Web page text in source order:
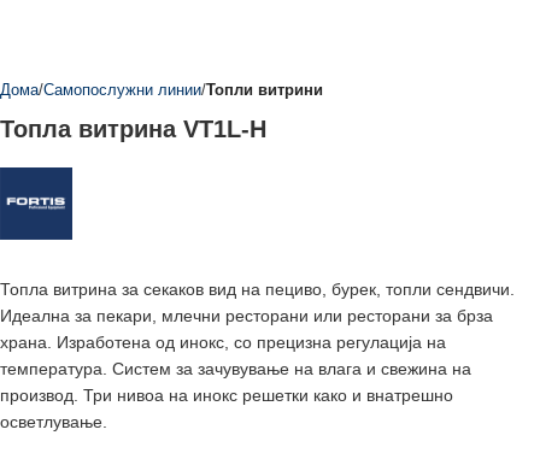
Дома Самопослужни линии Топли витрини
Топла витрина VT1L-H
Топлa витринa за секаков вид на пециво, бурек, топли сендвичи.
Идеалнa за пекари, млечни ресторани или ресторани за брза
храна. Изработенa од инокс, со прецизна регулација на
температура. Систем за зачувување на влага и свежина на
производ. Три нивоа на инокс решетки како и внатрешно
осветлување.